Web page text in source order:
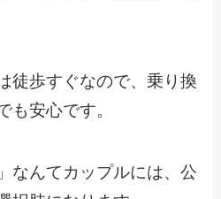
徒歩すぐなので、乗り換
も安心です。
なんてカップルには、公